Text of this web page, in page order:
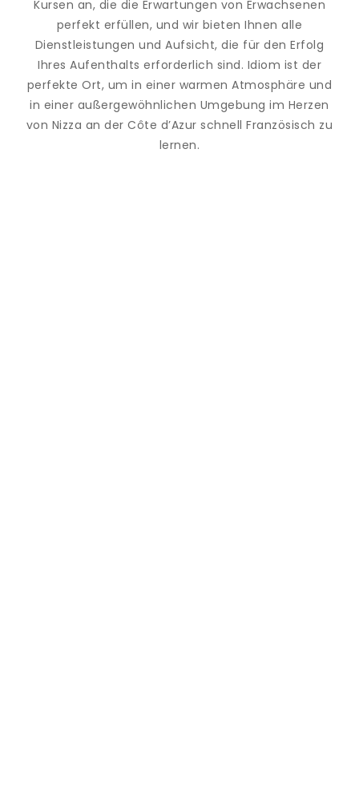
Kursen an, die die Erwartungen von Erwachsenen
perfekt erfüllen, und wir bieten Ihnen alle
Dienstleistungen und Aufsicht, die für den Erfolg
Ihres Aufenthalts erforderlich sind. Idiom ist der
perfekte Ort, um in einer warmen Atmosphäre und
in einer außergewöhnlichen Umgebung im Herzen
von Nizza an der Côte d’Azur schnell Französisch zu
lernen.